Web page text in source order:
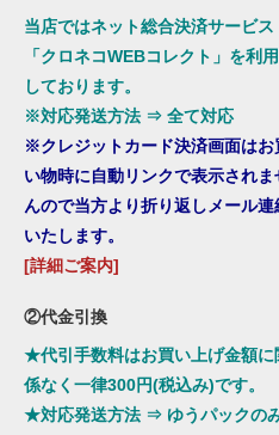
当店ではネット総合決済サービス
「クロネコWEBコレクト」を利用
しております。
※対応発送方法 ⇒ 全て対応
※クレジットカード決済画面はお
い物時に自動リンクで表示されま
んので当方より折り返しメール連
いたします。
[詳細ご案内]
②代金引換
★代引手数料はお買い上げ金額に
係なく一律300円(税込み)です。
★対応発送方法 ⇒ ゆうパックの